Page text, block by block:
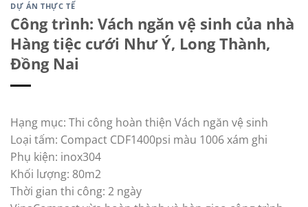
DỰ ÁN THỰC TẾ
Công trình: Vách ngăn vệ sinh của nhà
Hàng tiệc cưới Như Ý, Long Thành,
Đồng Nai
Hạng mục: Thi công hoàn thiện Vách ngăn vệ sinh
Loại tấm: Compact CDF1400psi màu 1006 xám ghi
Phụ kiện: inox304
Khối lượng: 80m2
Thời gian thi công: 2 ngày